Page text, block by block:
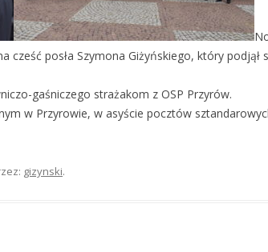
cześć posła Szymona Giżyńskiego, który podjął
gaśniczego strażakom z OSP Przyrów.
w Przyrowie, w asyście pocztów
gizynski.